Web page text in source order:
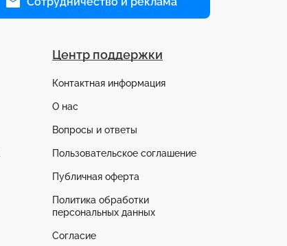
Центр поддержки
Контактная информация
О нас
Вопросы и ответы
Пользовательское соглашение
Публичная оферта
Политика обработки
персональных данных
Согласие